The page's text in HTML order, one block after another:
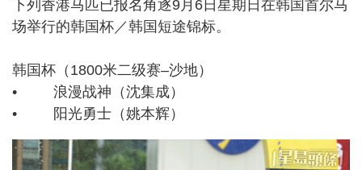
下列香港马匹已报名角逐9月6日星期日在韩国首尔马
场举行的韩国杯／韩国短途锦标。
韩国杯（1800米二级赛–沙地）
• 浪漫战神（沈集成）
• 阳光勇士（姚本辉）